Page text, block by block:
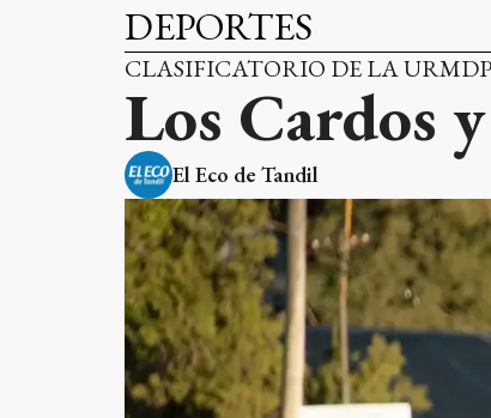
DEPORTES
CLASIFICATORIO DE LA URMDP
Los Cardos
El Eco de Tandil